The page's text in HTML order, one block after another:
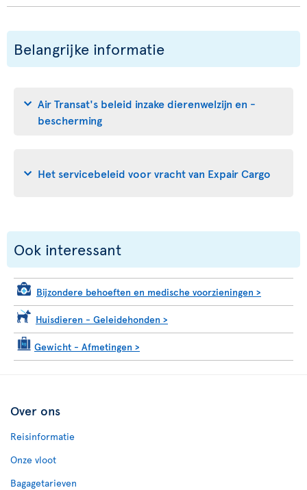
Belangrijke informatie
Air Transat's beleid inzake dierenwelzijn en -
bescherming
Het servicebeleid voor vracht van Expair Cargo
Ook interessant
Bijzondere behoeften en medische voorzieningen >
Huisdieren - Geleidehonden >
Gewicht - Afmetingen >
Over ons
Reisinformatie
Onze vloot
Bagagetarieven